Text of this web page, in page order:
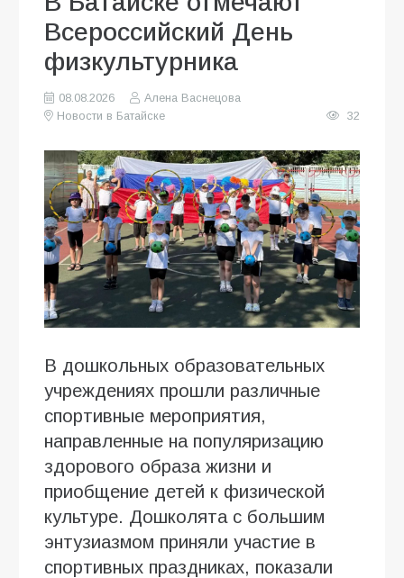
Всероссийский День
физкультурника
08.08.2026
Алена Васнецова
Новости в Батайске
32
В дошкольных образовательных
учреждениях прошли различные
спортивные мероприятия,
направленные на популяризацию
здорового образа жизни и
приобщение детей к физической
культуре. Дошколята с большим
энтузиазмом приняли участие в
спортивных праздниках, показали